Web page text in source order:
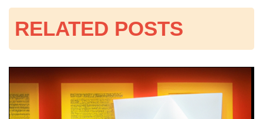
RELATED POSTS